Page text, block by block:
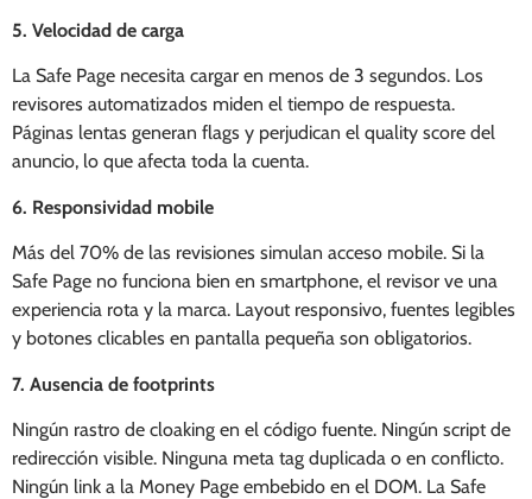
5. Velocidad de carga
La Safe Page necesita cargar en menos de 3 segundos. Los
revisores automatizados miden el tiempo de respuesta.
Páginas lentas generan flags y perjudican el quality score del
anuncio, lo que afecta toda la cuenta.
6. Responsividad mobile
Más del 70% de las revisiones simulan acceso mobile. Si la
Safe Page no funciona bien en smartphone, el revisor ve una
experiencia rota y la marca. Layout responsivo, fuentes legibles
y botones clicables en pantalla pequeña son obligatorios.
7. Ausencia de footprints
Ningún rastro de cloaking en el código fuente. Ningún script de
redirección visible. Ninguna meta tag duplicada o en conflicto.
Ningún link a la Money Page embebido en el DOM. La Safe